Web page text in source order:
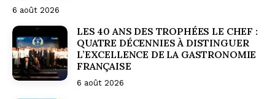
6 août 2026
LES 40 ANS DES TROPHÉES LE CHEF :
QUATRE DÉCENNIES À DISTINGUER
L’EXCELLENCE DE LA GASTRONOMIE
FRANÇAISE
6 août 2026